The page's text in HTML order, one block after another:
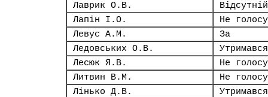
Лаврик О.В.
Відсутній
Лапін І.О.
Не
Левус А.М.
За
Ледовських О.В.
Утримався
Лесюк Я.В.
Не
Литвин В.М.
Не
Лінько Д.В.
Утримався